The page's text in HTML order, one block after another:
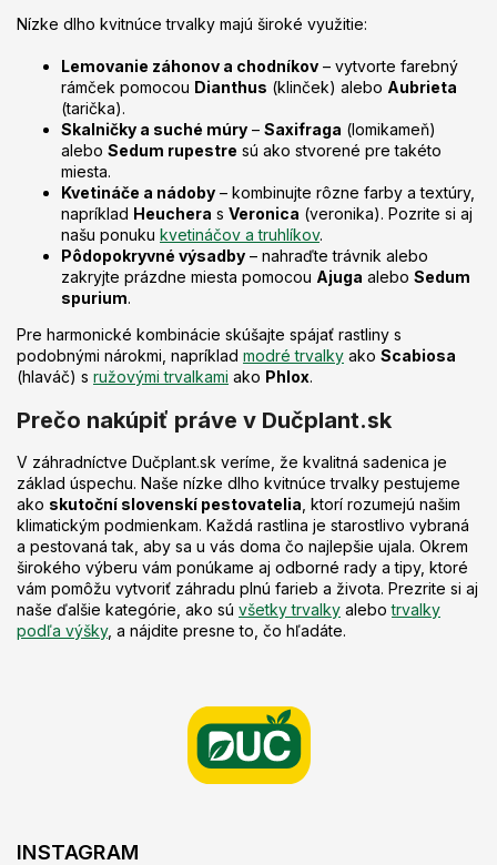
Nízke dlho kvitnúce trvalky majú široké využitie:
Lemovanie záhonov a chodníkov – vytvorte farebný
rámček pomocou Dianthus (klinček) alebo Aubrieta
(tarička).
Skalničky a suché múry – Saxifraga (lomikameň)
alebo Sedum rupestre sú ako stvorené pre takéto
miesta.
Kvetináče a nádoby – kombinujte rôzne farby a textúry,
napríklad Heuchera s Veronica (veronika). Pozrite si aj
našu ponuku kvetináčov a truhlíkov.
Pôdopokryvné výsadby – nahraďte trávnik alebo
zakryjte prázdne miesta pomocou Ajuga alebo Sedum
spurium.
Pre harmonické kombinácie skúšajte spájať rastliny s
podobnými nárokmi, napríklad modré trvalky ako Scabiosa
(hlaváč) s ružovými trvalkami ako Phlox.
Prečo nakúpiť práve v Dučplant.sk
V záhradníctve Dučplant.sk veríme, že kvalitná sadenica je
základ úspechu. Naše nízke dlho kvitnúce trvalky pestujeme
ako skutoční slovenskí pestovatelia , ktorí rozumejú našim
klimatickým podmienkam. Každá rastlina je starostlivo vybraná
a pestovaná tak, aby sa u vás doma čo najlepšie ujala. Okrem
širokého výberu vám ponúkame aj odborné rady a tipy, ktoré
vám pomôžu vytvoriť záhradu plnú farieb a života. Prezrite si aj
naše ďalšie kategórie, ako sú všetky trvalky alebotrvalky
podľa výšky, a nájdite presne to, čo hľadáte.
INSTAGRAM